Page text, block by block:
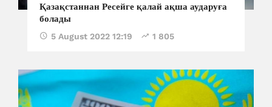
Қазақстаннан Ресейге қалай ақша аударуға
болады
5 August 2022 12:19 1 805